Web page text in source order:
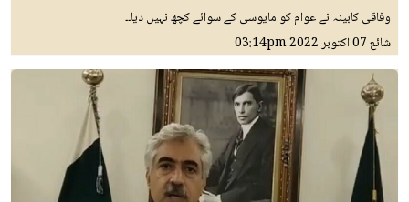
وفاقی کابینہ نے عوام کو مایوسی کے سوائے کچھ نہیں دیا۔۔
شائع07 اکتوبر 2022 03:14pm